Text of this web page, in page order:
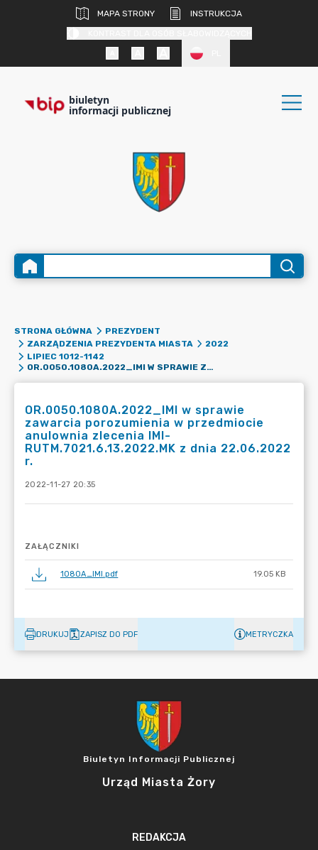
MAPA STRONY
INSTRUKCJA
biuletyn
informacji publicznej
STRONA GŁÓWNA
PREZYDENT
ZARZĄDZENIA PREZYDENTA MIASTA
2022
LIPIEC 1012-1142
OR.0050.1080A.2022_IMI W SPRAWIE ZAWARCIA POROZUMIENIA W PRZEDMIOCIE ANULOWNIA ZLECENIA IMI-RUTM.7021.6.13.2022.MK Z DNIA 22.06.2022 R.
OR.0050.1080A.2022_IMI w sprawie
zawarcia porozumienia w przedmiocie
anulownia zlecenia IMI-
RUTM.7021.6.13.2022.MK z dnia 22.06.2022
r.
2022-11-27 20:35
ZAŁĄCZNIKI
1080A_IMI.pdf 19.05 KB
DRUKUJ ZAPISZ DO PDF METRYCZKA
Biuletyn Informacji Publicznej
Urząd Miasta Żory
REDAKCJA